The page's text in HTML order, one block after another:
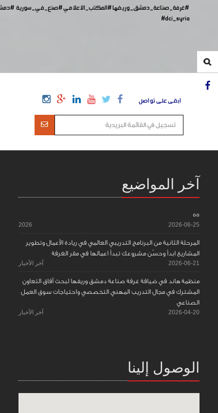
#غرفة_صناعة_دمشق_وريفها#المكتب_الاعلامي#صنع_في_سورية
#dci_syria
ابقى على تواصل
آخر المواضيع
55
2026-06-25
2026
المرحلة الثانية من البرنامج التدريبي العالمي في ريادة الأعمال وتطوير
المشاريع ابدأ وحسّن مشروعك تبدأ اعمالها في مقر الغرفة
2026-06-21 آخر الأخبار
منظمة هاند في ضيافة غرفة صناعة دمشق وريفها لبحث آفاق التعاون
المشترك في مجال التدريب المهني التخصصي واحتياجات سوق العمل
الصناعي
2026-04-20 آخر الأخبار
الوصول إلينا